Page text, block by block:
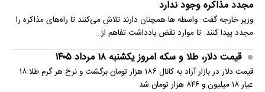
مجدد مذاکره وجود ندارد
وزیر خارجه گفت: واسطه ها همچنان دارند تلاش می‌کنند تا راه‌های مذاکره را
مجدد پیدا کنند. تا موارد نقض یادداشت تفاهم از…
قیمت دلار، طلا و سکه امروز یکشنبه ۱۸ مرداد ۱۴۰۵
قیمت دلار در بازار آزاد به کانال ۱۸۶ هزار تومان برگشت و نرخ هر گرم طلا ۱۸
عیار ۱۸ میلیون و ۸۴۶ هزار تومان شد